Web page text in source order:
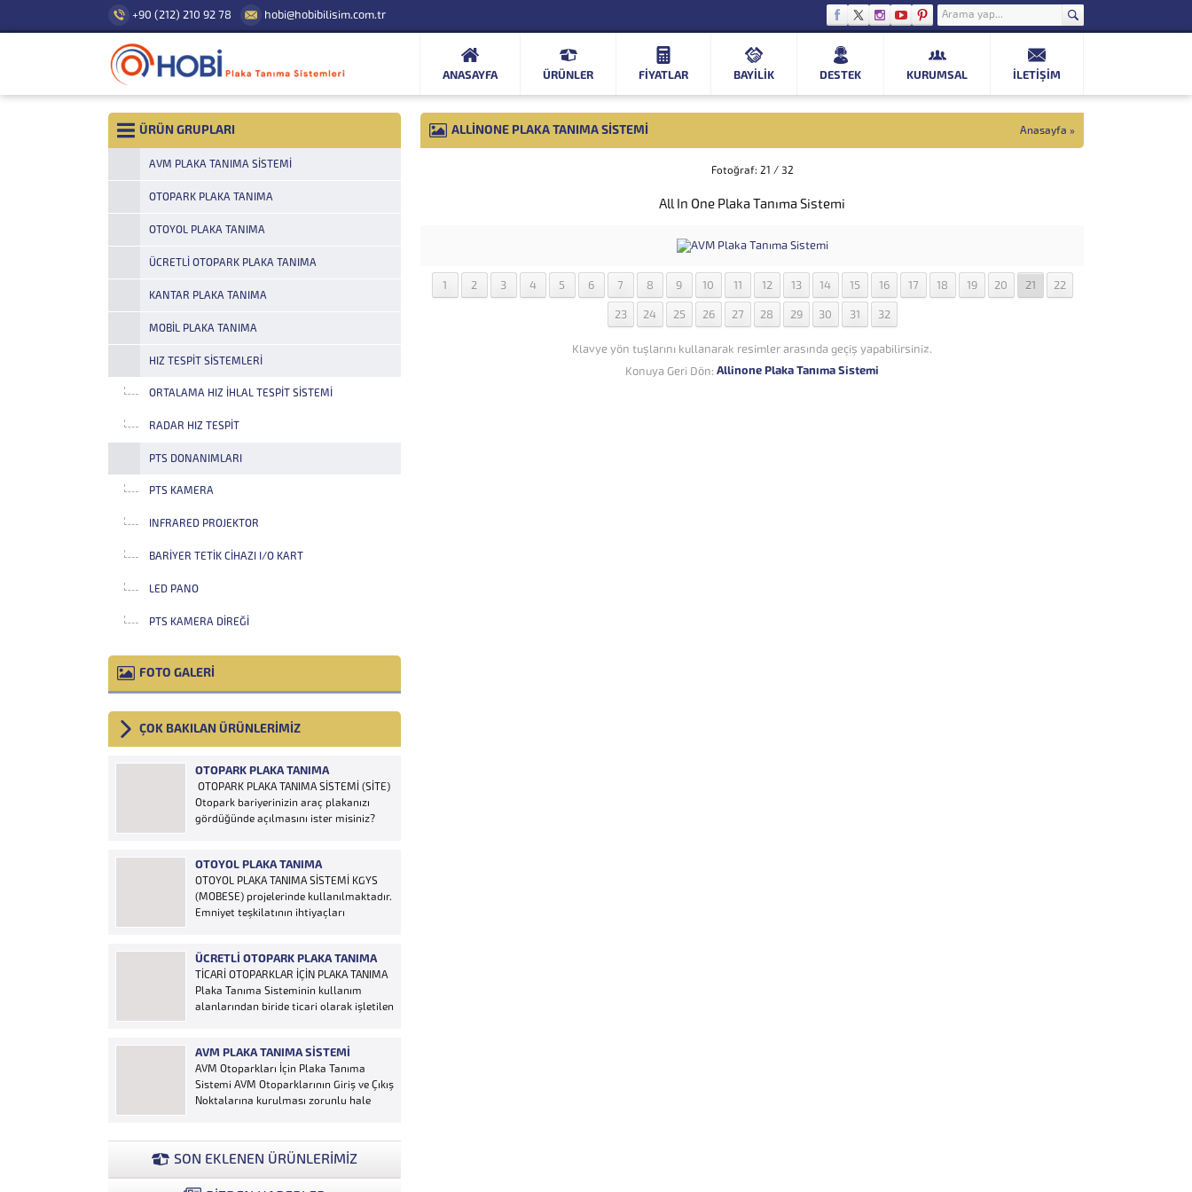
+90 (212) 210 92 78 hobi@hobibilisim.com.tr
ANASAYFA ÜRÜNLER FIYATLAR BAYİLİK DESTEK KURUMSAL İLETIŞIM
ALLINONE PLAKA TANIMA SISTEMI Anasayfa »
Fotoğraf: 21 / 32
All In One Plaka Tanıma Sistemi
1 2 3 4 5 6 7 8 9 10 11 12 13 14 15 16 17 18 19 20 21 22
23 24 25 26 27 28 29 30 31 32
Klavye yön tuşlarını kullanarak resimler arasında geçiş yapabilirsiniz.
Konuya Geri Dön: Allinone Plaka Tanıma Sistemi
ÜRÜN GRUPLARI
AVM PLAKA TANIMA SISTEMI
OTOPARK PLAKA TANIMA
OTOYOL PLAKA TANIMA
ÜCRETLI OTOPARK PLAKA TANIMA
KANTAR PLAKA TANIMA
MOBIL PLAKA TANIMA
HIZ TESPIT SISTEMLERI
ORTALAMA HIZ İHLAL TESPIT SISTEMI
RADAR HIZ TESPIT
PTS DONANIMLARI
PTS KAMERA
INFRARED PROJEKTOR
BARIYER TETIK CIHAZI I/O KART
LED PANO
PTS KAMERA DIREĞI
FOTO GALERİ
ÇOK BAKILAN ÜRÜNLERİMİZ
OTOPARK PLAKA TANIMA
OTOPARK PLAKA TANIMA SİSTEMİ (SİTE)
Otopark bariyerinizin araç plakanızı
gördüğünde açılmasını ister misiniz?
ürünlere ihtiyaç duymaz, aracınızın
plakasının olması bariyerinizin otomatik
açılması için yeterlidir… Plaka tanıma
sistemi otoparklarda sisteme...
OTOYOL PLAKA TANIMA
OTOYOL PLAKA TANIMA SİSTEMİ KGYS
(MOBESE) projelerinde kullanılmaktadır.
Emniyet teşkilatının ihtiyaçları
olanak sağlamaktadır. Otoyol
uygulaması karayolunda seyir halinde
bulunan araçların Plakalarının
tanımlanmasına yönelik geliştirilen bir
alınan...
ÜCRETLI OTOPARK PLAKA TANIMA
TİCARİ OTOPARKLAR İÇİN PLAKA TANIMA
Plaka Tanıma Sisteminin kullanım
alanlarından biride ticari olarak işletilen
edilmesi ve ön muhasebenin
tutulmasına yönelik bilgisayar kontrollü
yazılım sistemidir. Ücretin otopark
girişinde araç tipine göre peşin alınması
AVM PLAKA TANIMA SISTEMI
AVM Otoparkları İçin Plaka Tanıma
Sistemi AVM Otoparklarının Giriş ve Çıkış
Noktalarına kurulması zorunlu hale
bir ihtiyaçtır. AVM Yönetimleri Plaka
Tanıma Sisteminden elde edecekleri
verilerle müşteri yoğunluk analizlerini
SON EKLENEN ÜRÜNLERİMİZ